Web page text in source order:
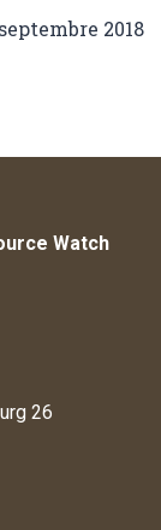
2018
Watch
26